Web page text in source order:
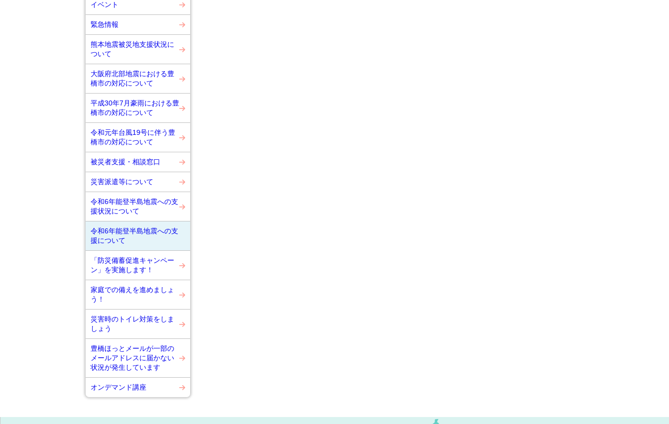
イベント
緊急情報
熊本地震被災地支援状況に
ついて
大阪府北部地震における豊
橋市の対応について
平成30年7月豪雨における豊
橋市の対応について
令和元年台風19号に伴う豊
橋市の対応について
被災者支援・相談窓口
災害派遣等について
令和6年能登半島地震への支
援状況について
令和6年能登半島地震への支
援について
「防災備蓄促進キャンペー
ン」を実施します！
家庭での備えを進めましょ
う！
災害時のトイレ対策をしま
しょう
豊橋ほっとメールが一部の
メールアドレスに届かない
状況が発生しています
オンデマンド講座